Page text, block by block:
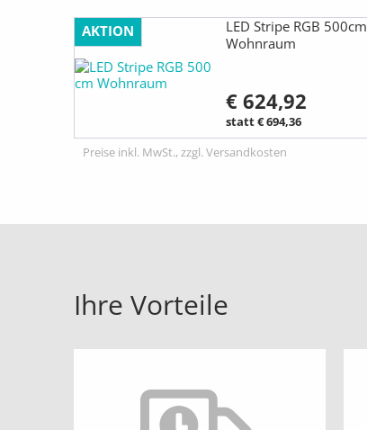
AKTION
LED Stripe RGB 500cm
Wohnraum
€ 624,92
statt € 694,36
Preise inkl. MwSt., zzgl. Versandkosten
Ihre Vorteile